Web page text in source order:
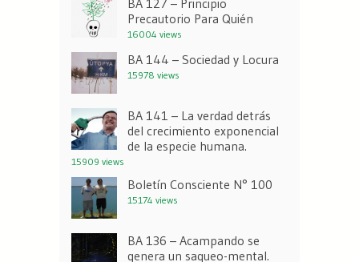
BA 127 – Principio
Precautorio Para Quién
16004 views
BA 144 – Sociedad y Locura
15978 views
BA 141 – La verdad detrás
del crecimiento exponencial
de la especie humana.
15909 views
Boletín Consciente N° 100
15174 views
BA 136 – Acampando se
genera un saqueo-mental.